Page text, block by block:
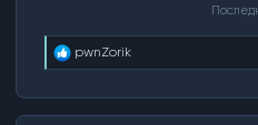
Р
е
pwnZorik